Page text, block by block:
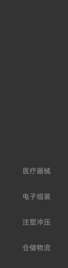
医疗器械
电子组装
注塑冲压
仓储物流